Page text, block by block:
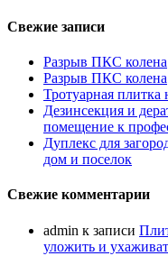
Свежие записи
Разрыв ПКС колена
Разрыв ПКС колена
Тротуарная плитка
Дезинсекция и
помещение к
Дуплекс для
дом и поселок
Свежие комментарии
admin к записи
уложить и